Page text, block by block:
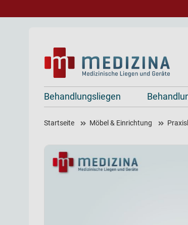
Behandlungsliegen
Startseite Möbel & Einrichtung